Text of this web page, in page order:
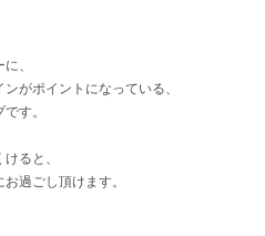
、
がポイントになっている、
す。
ると、
過ごし頂けます。